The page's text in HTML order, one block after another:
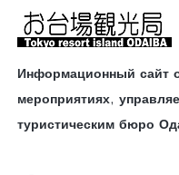
Информационный сайт
мероприятиях,
туристическим бюро